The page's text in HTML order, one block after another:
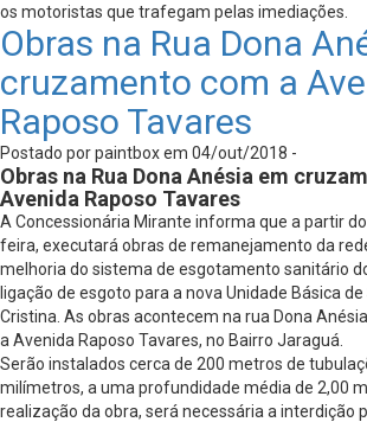
os motoristas que trafegam pelas imediações.
Obras na Rua Dona
cruzamento com a
Raposo Tavares
Postado por paintbox em 04/out/2018 -
Obras na Rua Dona Anésia em
Avenida Raposo Tavares
A Concessionária Mirante informa que a partir
feira, executará obras de remanejamento da
melhoria do sistema de esgotamento sanitário
ligação de esgoto para a nova Unidade Básica
Cristina. As obras acontecem na rua Dona
a Avenida Raposo Tavares, no Bairro Jaraguá.
Serão instalados cerca de 200 metros de
milímetros, a uma profundidade média de 2,00
realização da obra, será necessária a interdição